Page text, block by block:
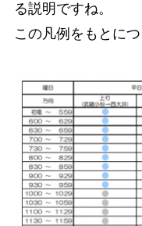
る説明ですね。
この凡例をもとに